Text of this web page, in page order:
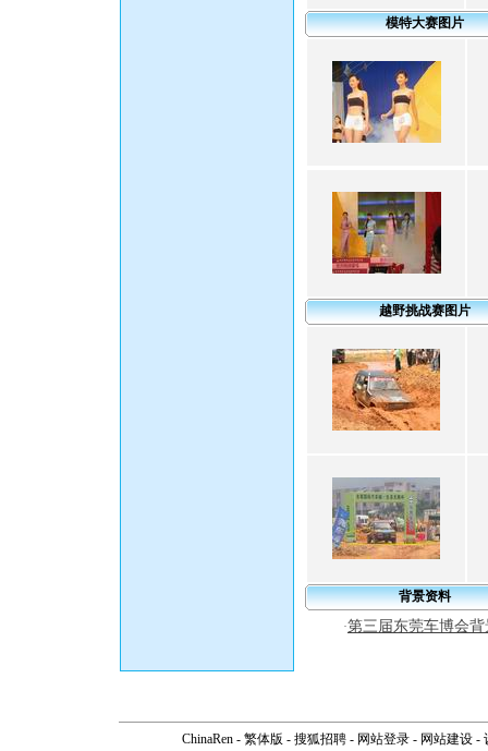
模特大赛图片
越野挑战赛图片
背景资料
·第三届东莞车博会
ChinaRen - 繁体版 - 搜狐招聘 - 网站登录 - 网站建设 -